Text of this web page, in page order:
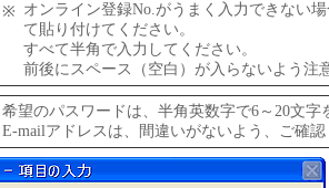
※ オンライン登録No.がうまく入力できない
て貼り付けてください。
すべて半角で入力してください。
前後にスペース（空白）が入らないよう注
希望のパスワードは、半角英数字で6～20文字
E-mailアドレスは、間違いがないよう、ご確